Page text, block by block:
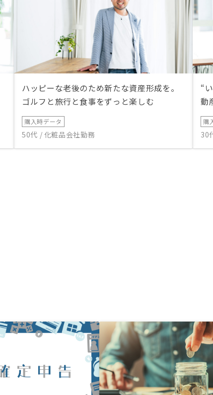
ハッピーな老後のため新たな資産形成を。
ゴルフと旅行と食事をずっと楽しむ
購入時データ
50代 / 化粧品会社勤務
“
動
購
30